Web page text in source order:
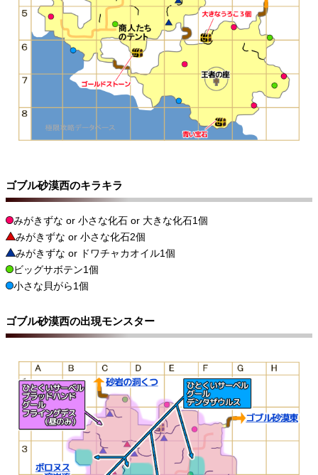
ゴブル砂漠西のキラキラ
みがきずな or 小さな化石 or 大きな化石1個
みがきずな or 小さな化石2個
みがきずな or ドワチャカオイル1個
ビッグサボテン1個
小さな貝がら1個
ゴブル砂漠西の出現モンスター